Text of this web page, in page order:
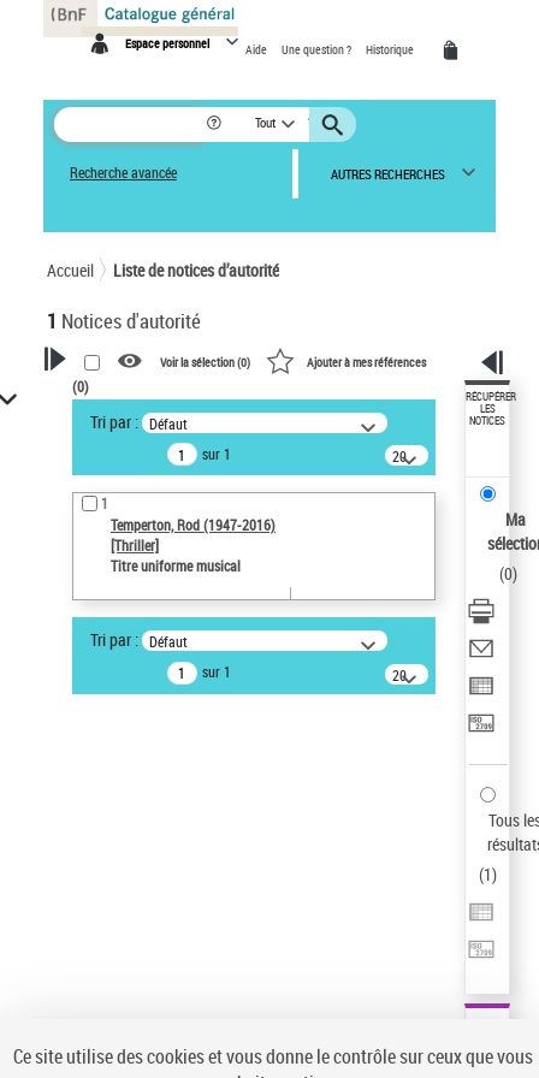
Espace personnel Aide Une question ? Historique
Tout
Recherche avancée AUTRES RECHERCHES
Accueil Liste de notices d’autorité
1 Notices d'autorité
VOTRE RECHERCHE
Recherche avancée dans les
notices d’autorité
Œuvres liées à l'auteur :
Temperton, Rod (1947-2016)
Type de notice d'autorité
Type de notice d'autorité
Voir la sélection (0) Ajouter à mes références
(0)
Tri par : Défaut
sur 1
20
résultats/page
1
Temperton, Rod (1947-2016)
[Thriller]
Titre uniforme musical
Tri par : Défaut
sur 1
20
résultats/page
RÉCUPÉRER
LES
NOTICES
Ma
(0)
Tous
(1)
Panneau de gestion des cookies
Ce site utilise des cookies et vous donne le contrôle sur ceux que vous